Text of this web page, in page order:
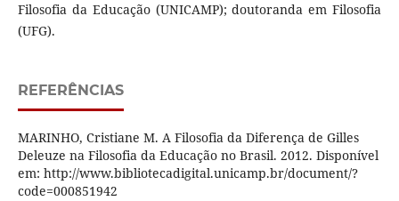
Filosofia da Educação (UNICAMP); doutoranda em Filosofia
(UFG).
REFERÊNCIAS
MARINHO, Cristiane M. A Filosofia da Diferença de Gilles
Deleuze na Filosofia da Educação no Brasil. 2012. Disponível
em: http://www.bibliotecadigital.unicamp.br/document/?
code=000851942